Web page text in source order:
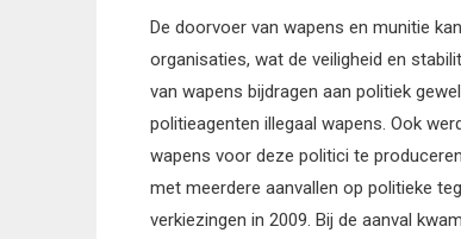
De doorvoer van wapens en munitie
organisaties, wat de veiligheid en
van wapens bijdragen aan politiek
politieagenten illegaal wapens. Ook
wapens voor deze politici te
met meerdere aanvallen op politieke
verkiezingen in 2009. Bij de aanval